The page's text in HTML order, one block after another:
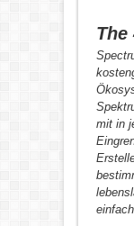
The
mit in